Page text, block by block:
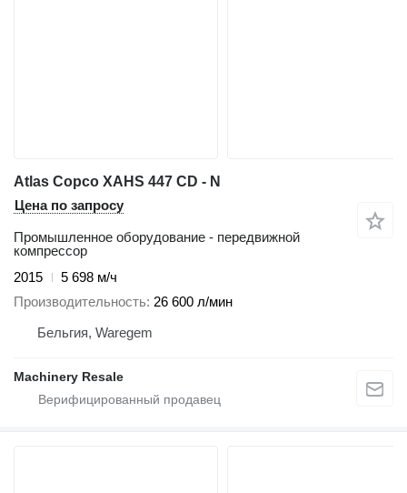
Atlas Copco XAHS 447 CD - N
Цена по запросу
Промышленное оборудование - передвижной
компрессор
2015
5 698 м/ч
Производительность 26 600 л/мин
Бельгия, Waregem
Machinery Resale